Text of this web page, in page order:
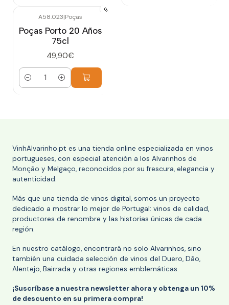
A58.023|Poças
Poças Porto 20 Años
75cl
49,90€
Cantidad
VinhAlvarinho.pt es una tienda online especializada en vinos
portugueses, con especial atención a los Alvarinhos de
Monção y Melgaço, reconocidos por su frescura, elegancia y
autenticidad.
Más que una tienda de vinos digital, somos un proyecto
dedicado a mostrar lo mejor de Portugal: vinos de calidad,
productores de renombre y las historias únicas de cada
región.
En nuestro catálogo, encontrará no solo Alvarinhos, sino
también una cuidada selección de vinos del Duero, Dão,
Alentejo, Bairrada y otras regiones emblemáticas.
¡Suscríbase a nuestra newsletter ahora y obtenga un 10%
de descuento en su primera compra!